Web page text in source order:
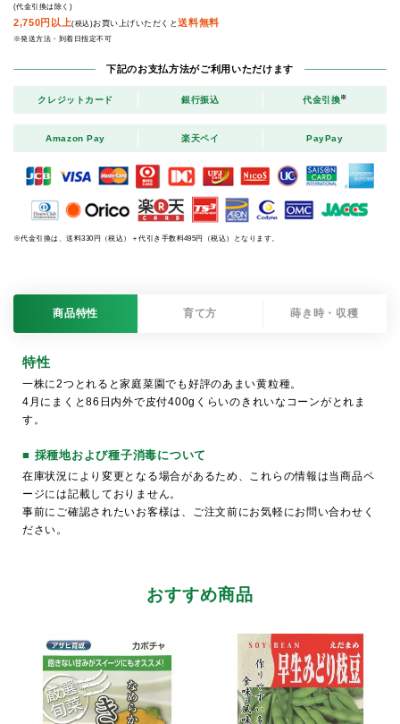
(代金引換は除く)
2,750円以上(税込)お買い上げいただくと送料無料
※発送方法・到着日指定不可
下記のお支払方法がご利用いただけます
クレジットカード 銀行振込 代金引換※
Amazon Pay 楽天ペイ PayPay
※代金引換は、送料330円（税込）＋代引き手数料495円（税込）となります。
商品特性 育て方 蒔き時・収穫
特性
一株に2つとれると家庭菜園でも好評のあまい黄粒種。
4月にまくと86日内外で皮付400gくらいのきれいなコーンがとれま
す。
■ 採種地および種子消毒について
在庫状況により変更となる場合があるため、これらの情報は当商品ペ
ージには記載しておりません。
事前にご確認されたいお客様は、ご注文前にお気軽にお問い合わせく
ださい。
おすすめ商品